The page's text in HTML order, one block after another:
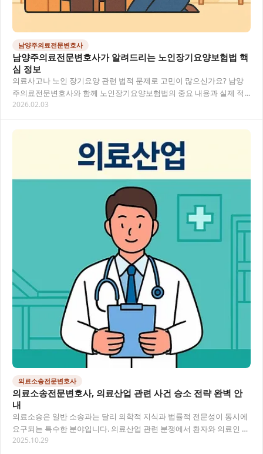
남양주의료전문변호사
남양주의료전문변호사가 알려드리는 노인장기요양보험법 핵
심 정보
의료사고나 노인 장기요양 관련 법적 문제로 고민이 많으신가요? 남양
주의료전문변호사와 함께 노인장기요양보험법의 중요 내용과 실제 적
용 사례를 살펴보며, 복잡한 의료법률 문제를 쉽게…
2026.02.03
의료소송전문변호사
의료소송전문변호사, 의료산업 관련 사건 승소 전략 완벽 안
내
의료소송은 일반 소송과는 달리 의학적 지식과 법률적 전문성이 동시에
요구되는 특수한 분야입니다. 의료산업 관련 분쟁에서 환자와 의료인 모
두 복잡한 법적 절차와 의학적 쟁점에 대한…
2025.10.29